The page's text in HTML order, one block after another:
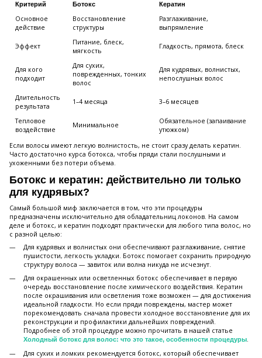
Критерий Ботокс Кератин
Основное
действие
Восстановление
структуры
Разглаживание,
выпрямление
Эффект
Питание, блеск,
мягкость
Гладкость, прямота, блеск
Для кого
подходит
Для сухих,
поврежденных, тонких
волос
Для кудрявых, волнистых,
непослушных волос
Длительность
результата
1–4 месяца 3–6 месяцев
Тепловое
воздействие
Минимальное
Обязательное (запаивание
утюжком)
Если волосы имеют легкую волнистость, не стоит сразу делать кератин.
Часто достаточно курса ботокса, чтобы пряди стали послушными и
ухоженными без потери объема.
Ботокс и кератин: действительно ли только
для кудрявых?
Самый большой миф заключается в том, что эти процедуры
предназначены исключительно для обладательниц локонов. На самом
деле и ботокс, и кератин подходят практически для любого типа волос, но
с разной целью:
Для кудрявых и волнистых они обеспечивают разглаживание, снятие
пушистости, легкость укладки. Ботокс помогает сохранить природную
структуру волоса — завиток или волна никуда не исчезнут.
Для окрашенных или осветленных ботокс обеспечивает в первую
очередь восстановление после химического воздействия. Кератин
после окрашивания или осветления тоже возможен — для достижения
идеальной гладкости. Но если пряди повреждены, мастер может
порекомендовать сначала провести холодное восстановление для их
реконструкции и профилактики дальнейших повреждений.
Подробнее об этой процедуре можно прочитать в нашей статье
Холодный ботокс для волос: что это такое, особенности процедуры.
Для сухих и ломких рекомендуется ботокс, который обеспечивает